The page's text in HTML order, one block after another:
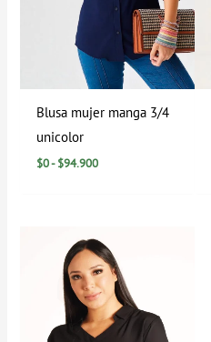
Blusa mujer manga 3/4
unicolor
$0- $94.900